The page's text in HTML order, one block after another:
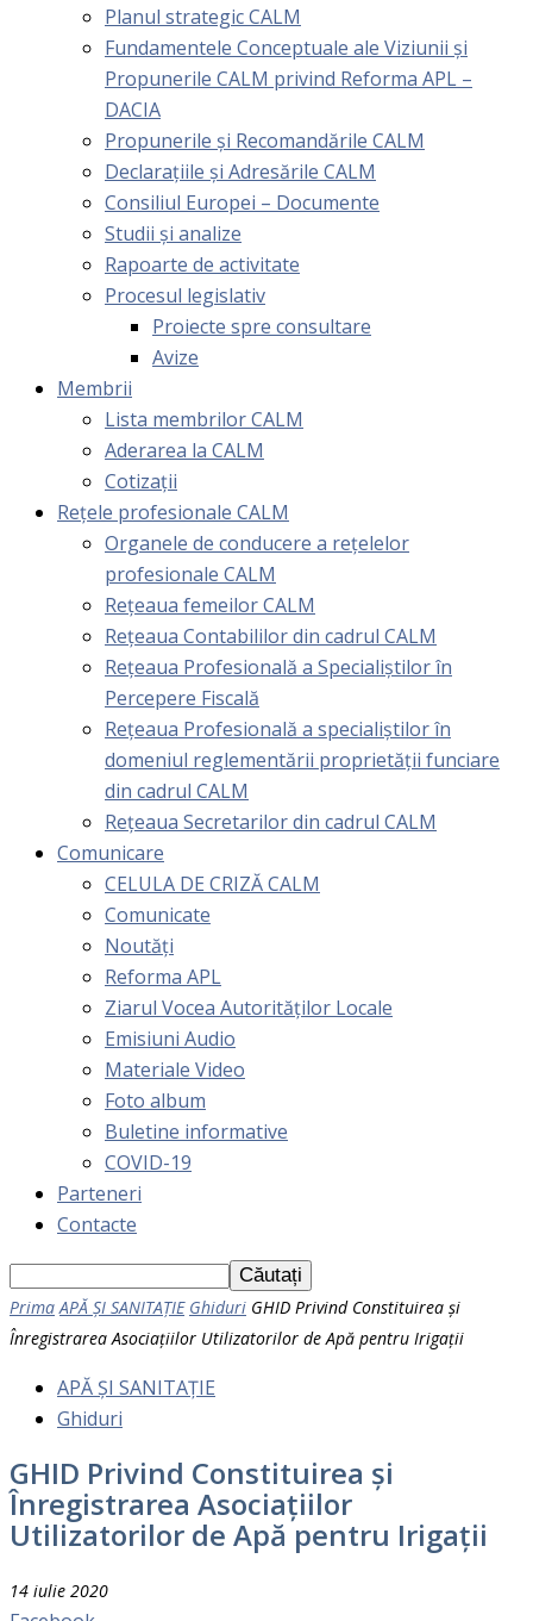
Planul strategic CALM
Fundamentele Conceptuale ale Viziunii și
Propunerile CALM privind Reforma APL –
DACIA
Propunerile și Recomandările CALM
Declarațiile și Adresările CALM
Consiliul Europei – Documente
Studii și analize
Rapoarte de activitate
Procesul legislativ
Proiecte spre consultare
Avize
Membrii
Lista membrilor CALM
Aderarea la CALM
Cotizaţii
Rețele profesionale CALM
Organele de conducere a rețelelor
profesionale CALM
Rețeaua femeilor CALM
Rețeaua Contabililor din cadrul CALM
Rețeaua Profesională a Specialiștilor în
Percepere Fiscală
Reţeaua Profesională a specialiştilor în
domeniul reglementării proprietăţii funciare
din cadrul CALM
Rețeaua Secretarilor din cadrul CALM
Comunicare
CELULA DE CRIZĂ CALM
Comunicate
Noutăți
Reforma APL
Ziarul Vocea Autorităților Locale
Emisiuni Audio
Materiale Video
Foto album
Buletine informative
COVID-19
Parteneri
Contacte
Prima APĂ ȘI SANITAȚIE Ghiduri GHID Privind Constituirea și
Înregistrarea Asociaţiilor Utilizatorilor de Apă pentru Irigaţii
APĂ ȘI SANITAȚIE
Ghiduri
GHID Privind Constituirea și
Înregistrarea Asociaţiilor
Utilizatorilor de Apă pentru Irigaţii
14 iulie 2020